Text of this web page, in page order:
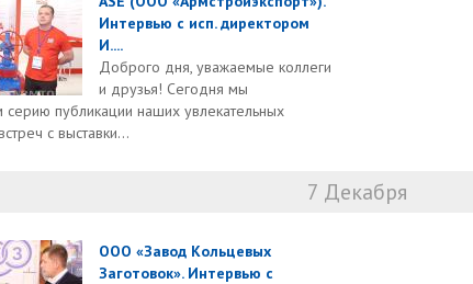
Интервью с исп. директором
И....
Доброго дня, уважаемые коллеги
и друзья! Сегодня мы
серию публикации наших увлекательных
с выставки...
7 Декабря
ООО «Завод Кольцевых
Заготовок». Интервью с